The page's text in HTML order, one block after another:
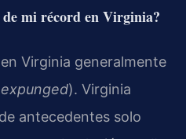
mi récord en Virginia?
Virginia generalmente
expunged). Virginia
antecedentes solo